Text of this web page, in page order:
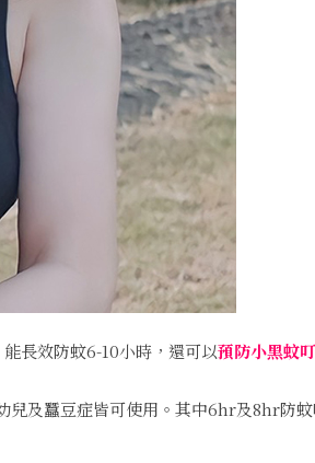
長效防蚊6-10小時，還可以預防小黑蚊
兒及蠶豆症皆可使用。其中6hr及8hr防